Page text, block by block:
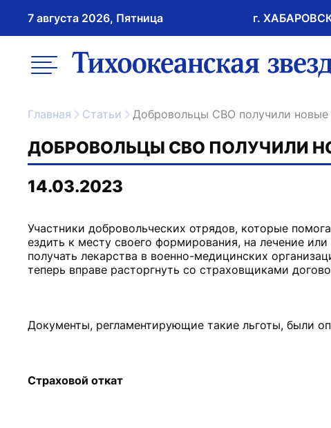
7 августа 2026, Пятница г.
меню ссылка на главную
Главная Статьи Добровольцы СВО получили новые
ДОБРОВОЛЬЦЫ СВО ПОЛУЧИЛИ
14.03.2023
Участники добровольческих отрядов, которые
ездить к месту своего формирования, на лечение
получать лекарства в военно-медицинских
теперь вправе расторгнуть со страховщиками
Документы, регламентирующие такие льготы, были
Страховой откат